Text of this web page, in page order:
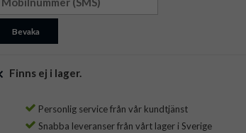
Bevaka
Finns ej i lager.
Personlig service från vår kundtjänst
Snabba leveranser från vårt lager i Sverige